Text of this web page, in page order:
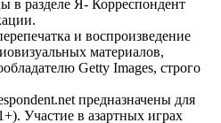
в разделе Я- Корреспондент
и воспроизведение
материалов,
Getty Images, строго
предназначены для
Участие в азартных играх